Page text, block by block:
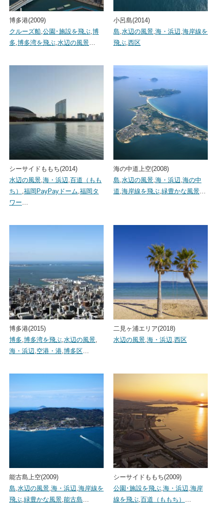
博多港(2009)
クルーズ船,公園･施設を飛ぶ,博
多,博多湾を飛ぶ,水辺の風景…
小呂島(2014)
島,水辺の風景,海・浜辺,海岸線を
飛ぶ,西区
シーサイドももち(2014)
水辺の風景,海・浜辺,百道（もも
ち） ,福岡PayPayドーム,福岡タ
ワー…
海の中道上空(2008)
島,水辺の風景,海・浜辺,海の中
道,海岸線を飛ぶ,緑豊かな風景…
博多港(2015)
博多,博多湾を飛ぶ,水辺の風景,
海・浜辺,空港・港,博多区…
二見ヶ浦エリア(2018)
水辺の風景,海・浜辺,西区
能古島上空(2009)
島,水辺の風景,海・浜辺,海岸線を
飛ぶ,緑豊かな風景,能古島…
シーサイドももち(2009)
公園･施設を飛ぶ,海・浜辺,海岸
線を飛ぶ,百道（ももち） …